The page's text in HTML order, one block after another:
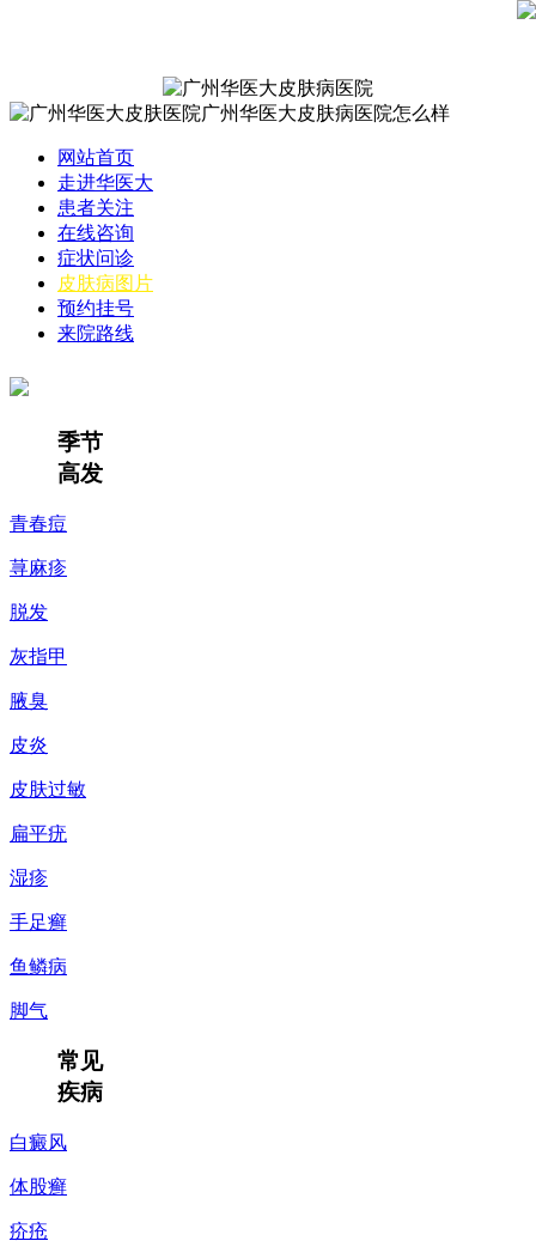
网站首页
走进华医大
患者关注
在线咨询
症状问诊
皮肤病图片
预约挂号
来院路线
季节
高发
青春痘
荨麻疹
脱发
灰指甲
腋臭
皮炎
皮肤过敏
扁平疣
湿疹
手足癣
鱼鳞病
脚气
常见
疾病
白癜风
体股癣
疥疮